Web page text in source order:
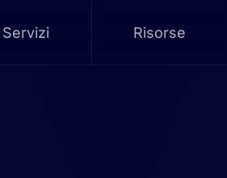
Servizi Risorse